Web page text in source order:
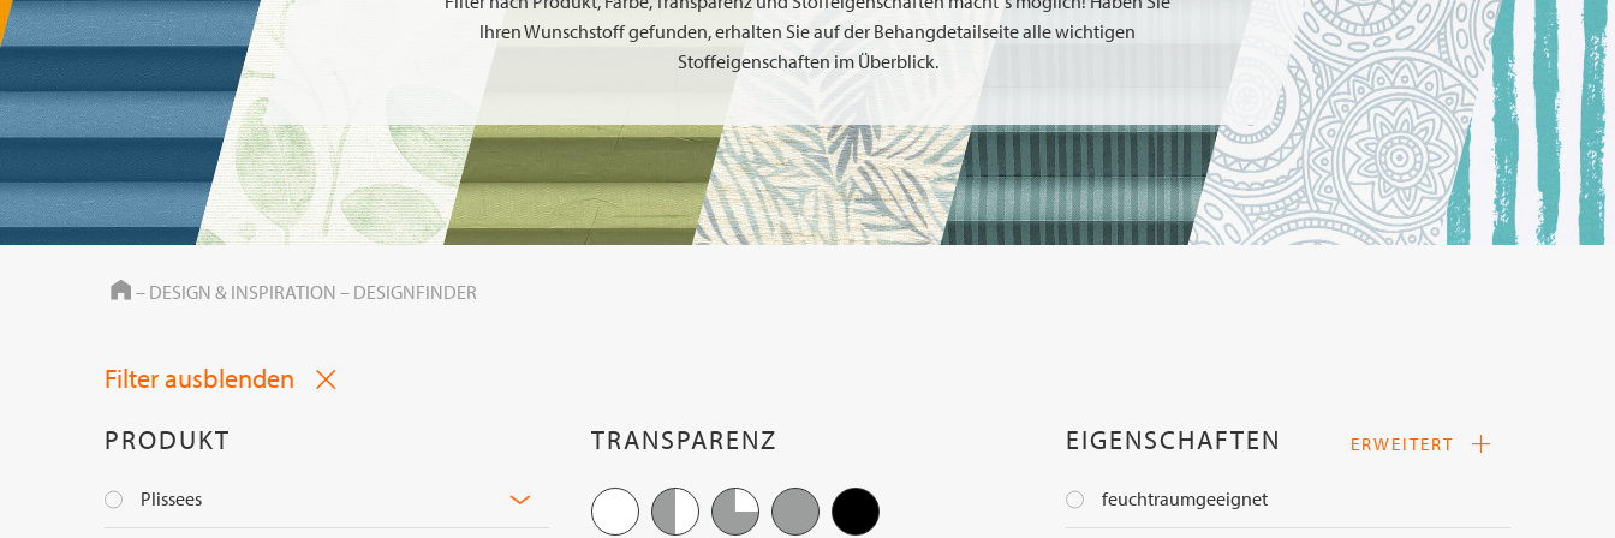
Ihren Wunschstoff gefunden, erhalten Sie auf der Behangdetailseite alle wichtigen
Stoffeigenschaften im Überblick.
HOME
– DESIGN & INSPIRATION – DESIGNFINDER
Filter ausblenden
PRODUKT
Plissees Weitere
TRANSPARENZ EIGENSCHAFTEN ERWEITERT
feuchtraumgeeignet